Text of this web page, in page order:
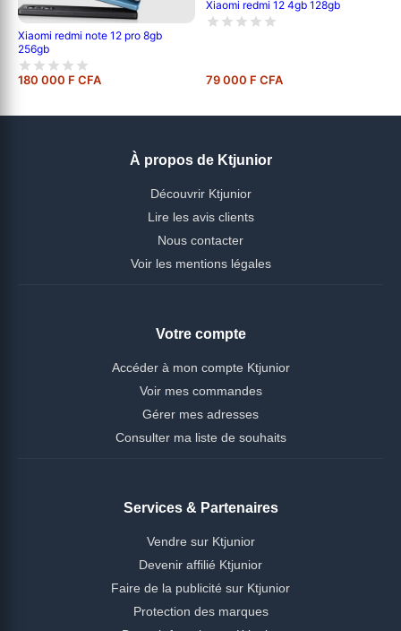
Xiaomi redmi note 12 pro 8gb
256gb
180 000 F CFA
Xiaomi redmi 12 4gb 128gb
79 000 F CFA
À propos de Ktjunior
Découvrir Ktjunior
Lire les avis clients
Nous contacter
Voir les mentions légales
Votre compte
Accéder à mon compte Ktjunior
Voir mes commandes
Gérer mes adresses
Consulter ma liste de souhaits
Services & Partenaires
Vendre sur Ktjunior
Devenir affilié Ktjunior
Faire de la publicité sur Ktjunior
Protection des marques